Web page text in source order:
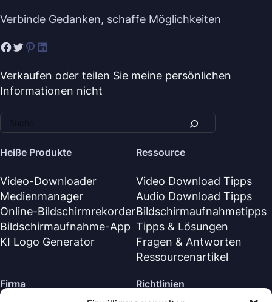
Verbinde Gedanken, schaffe Möglichkeiten
Verkaufen oder teilen Sie meine persönlichen
Informationen nicht
Heiße Produkte
Video-Downloader
Medienmanager
Online-Bildschirmrekorder
Bildschirmaufnahme-App
KI Logo Generator
Ressource
Video Download Tipps
Audio Download Tipps
Bildschirmaufnahmetipps
Tipps & Lösungen
Fragen & Antworten
Ressourcenartikel
Firma Richtlinien